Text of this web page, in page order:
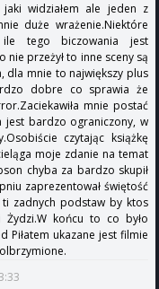
widziałem ale jeden z
duże wrażenie.Niektóre
tego biczowania jest
nie przeżył to inne sceny są
dla mnie to największy plus
dobre co sprawia że
mnie postać
jest bardzo ograniczony, w
czytając książkę
moje zdanie na temat
chyba za bardzo skupił
zaprezentował świętość
ti zadnych podstaw by ktos
Żydzi.W końcu to co było
Piłatem ukazane jest filmie